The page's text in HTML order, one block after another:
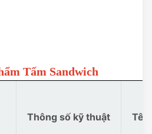
Tấm Sandwich
Thông số kỹ thuật Tên